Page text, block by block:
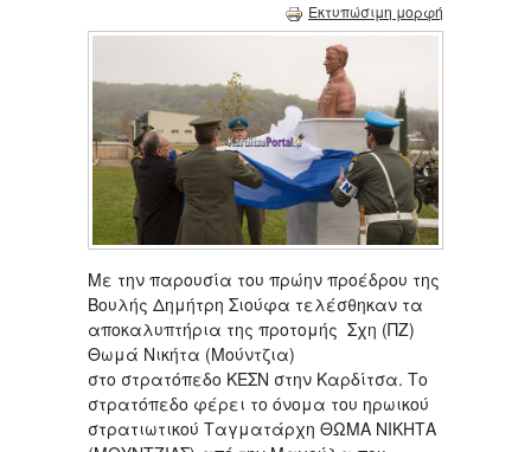
Εκτυπώσιμη μορφή
Mε την παρουσία του πρώην προέδρου της
Βουλής Δημήτρη Σιούφα τελέσθηκαν τα
αποκαλυπτήρια της προτομής Σχη (ΠΖ)
Θωμά Νικήτα (Μούντζια)
στο στρατόπεδο ΚΕΣΝ στην Καρδίτσα. Το
στρατόπεδο φέρει το όνομα του ηρωικού
στρατιωτικού Ταγματάρχη ΘΩΜΑ ΝΙΚΗΤΑ